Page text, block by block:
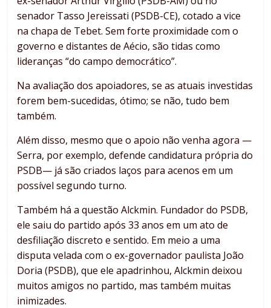
senador Tasso Jereissati (PSDB-CE), cotado a vice
na chapa de Tebet. Sem forte proximidade com o
governo e distantes de Aécio, são tidas como
lideranças “do campo democrático”.
Na avaliação dos apoiadores, se as atuais investidas
forem bem-sucedidas, ótimo; se não, tudo bem
também.
Além disso, mesmo que o apoio não venha agora —
Serra, por exemplo, defende candidatura própria do
PSDB— já são criados laços para acenos em um
possível segundo turno.
Também há a questão Alckmin. Fundador do PSDB,
ele saiu do partido após 33 anos em um ato de
desfiliação discreto e sentido. Em meio a uma
disputa velada com o ex-governador paulista João
Doria (PSDB), que ele apadrinhou, Alckmin deixou
muitos amigos no partido, mas também muitas
inimizades.